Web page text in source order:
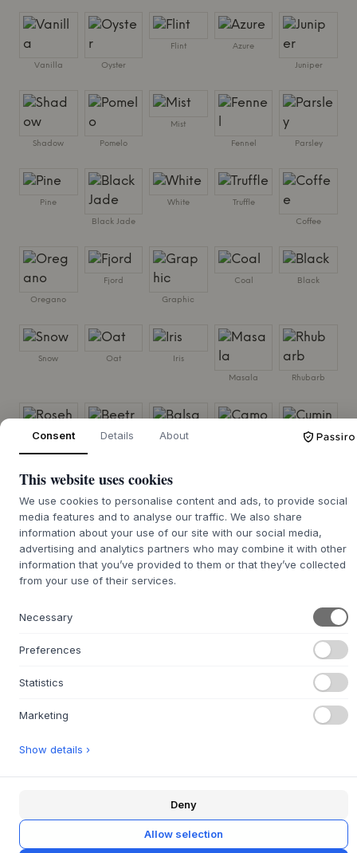
Vanilla Oyster
Flint Azure
Juniper
Shadow Pomelo
Mist
Fennel Parsley
Pine
Black Jade
White Truffle
Coffee
Oregano
Fjord
Graphic
Coal Black
Snow Oat Iris
Masala Rhubarb
Rosehip
Cumin
Amber Hokkaido Hazelnut
ROZMIAR:
Selection to gotowa aranżacja pięknych
modułów do przechowywania od klasycznej duńskiej marki
Montana
Consent Details About
This website uses cookies
We use cookies to personalise content and ads, to provide social
media features and to analyse our traffic. We also share
information about your use of our site with our social media,
advertising and analytics partners who may combine it with other
information that you’ve provided to them or that they’ve collected
from your use of their services.
Necessary
Preferences
Statistics
Marketing
Show details ›
Deny
Allow selection